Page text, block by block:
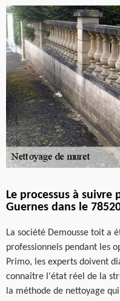
Le processus à
Guernes dans le
La société Demousse toit a
professionnels pendant les
Primo, les experts doivent
connaître l'état réel de la
la méthode de nettoyage